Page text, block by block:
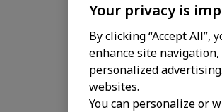
Your privacy is
By clicking “Accept All”,
enhance site
personalized
websites.
You can personalize or